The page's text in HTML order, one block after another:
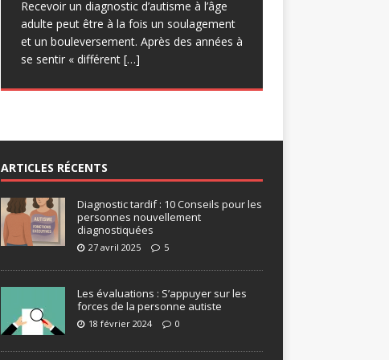
Recevoir un diagnostic d’autisme à l’âge
adulte peut être à la fois un soulagement
et un bouleversement. Après des années à
se sentir « différent […]
programmatique, d’engager des
apprentissages sur les forces et de
proposer des progressions Certes, le
quelques réserves quant à[…]
ARTICLES RÉCENTS
Diagnostic tardif : 10 Conseils pour les
personnes nouvellement
diagnostiquées
27 avril 2025 5
Les évaluations : S’appuyer sur les
forces de la personne autiste
18 février 2024 0